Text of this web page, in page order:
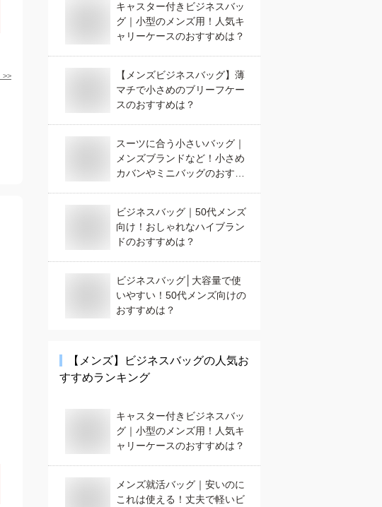
>>
キャスター付きビジネスバッ
グ｜小型のメンズ用！人気キ
ャリーケースのおすすめは？
【メンズビジネスバッグ】薄
マチで小さめのブリーフケー
スのおすすめは？
スーツに合う小さいバッグ｜
メンズブランドなど！小さめ
カバンやミニバッグのおすす
ビジネスバッグ｜50代メンズ
向け！おしゃれなハイブラン
ドのおすすめは？
ビジネスバッグ│大容量で使
いやすい！50代メンズ向けの
おすすめは？
【メンズ】 ビジネスバッグの人気お
すすめランキング
キャスター付きビジネスバッ
グ｜小型のメンズ用！人気キ
ャリーケースのおすすめは？
メンズ就活バッグ｜安いのに
これは使える！丈夫で軽いビ